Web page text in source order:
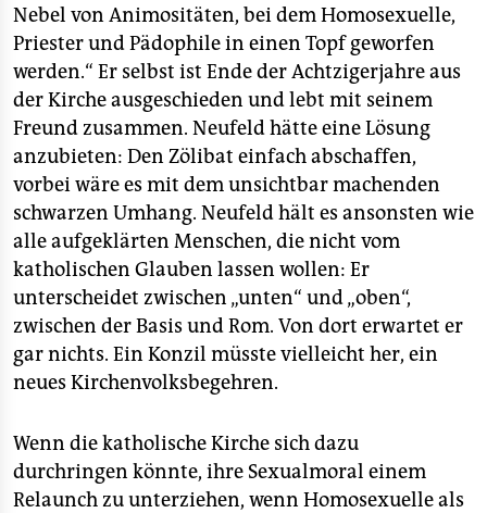
Nebel von Animositäten, bei dem Homosexuelle,
Priester und Pädophile in einen Topf geworfen
werden.“ Er selbst ist Ende der Achtzigerjahre aus
der Kirche ausgeschieden und lebt mit seinem
Freund zusammen. Neufeld hätte eine Lösung
anzubieten: Den Zölibat einfach abschaffen,
vorbei wäre es mit dem unsichtbar machenden
schwarzen Umhang. Neufeld hält es ansonsten wie
alle aufgeklärten Menschen, die nicht vom
katholischen Glauben lassen wollen: Er
unterscheidet zwischen „unten“ und „oben“,
zwischen der Basis und Rom. Von dort erwartet er
gar nichts. Ein Konzil müsste vielleicht her, ein
neues Kirchenvolksbegehren.
Wenn die katholische Kirche sich dazu
durchringen könnte, ihre Sexualmoral einem
Relaunch zu unterziehen, wenn Homosexuelle als